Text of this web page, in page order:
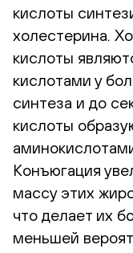
кислоты
холестерина.
кислоты
кислотами у
синтеза и до
кислоты
Конъюгация
массу этих
что делает их
меньшей